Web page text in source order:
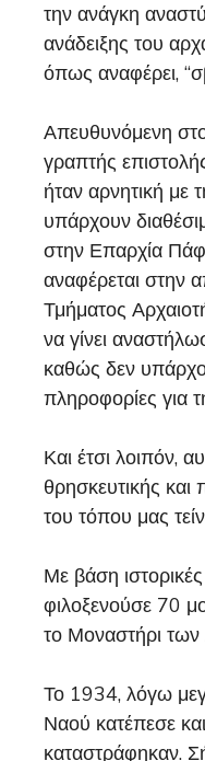
την ανάγκη
ανάδειξης του
όπως αναφέρει,
Απευθυνόμενη
γραπτής
ήταν αρνητική με
υπάρχουν
στην Επαρχία
αναφέρεται στην
Τμήματος
να γίνει
καθώς δεν
πληροφορίες για
Και έτσι λοιπόν,
θρησκευτικής και
του τόπου μας
Με βάση
φιλοξενούσε 70
το Μοναστήρι
Το 1934, λόγω
Ναού κατέπεσε
καταστράφηκαν.